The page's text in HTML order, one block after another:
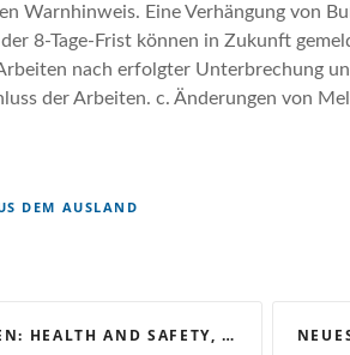
Warnhinweis. Eine Verhängung von
8-Tage-Frist können in Zukunft
nach erfolgter Unterbrechung
der Arbeiten. c. Änderungen von
DEM AUSLAND
AND SAFETY, LÄNDERMERKBLATT